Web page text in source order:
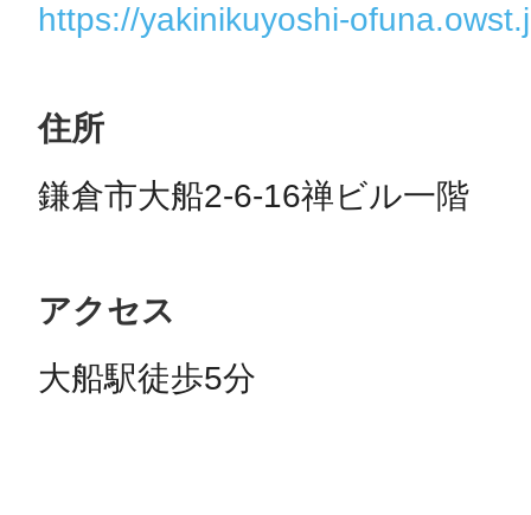
https://yakinikuyoshi-
住所
鎌倉市大船2-6-16禅ビル一階
アクセス
大船駅徒歩5分